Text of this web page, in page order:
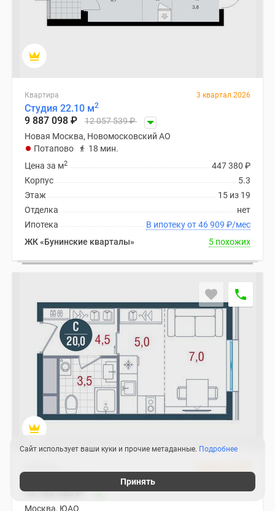
Квартира 3 квартал 2026
Студия 22.10 м2
9 887 098 ₽ 12 057 539₽
Новая Москва, Новомосковский АО
Потапово
18 мин.
447 380 ₽
Цена за м2
5.3
Корпус
15 из 19
Этаж
нет
Отделка
В ипотеку от 46 909 ₽/мес
Ипотека
ЖК «Бунинские кварталы»
5 похожих
10 706 260₽
Москва, ЮАО
Сайт использует ваши куки и прочие метаданные. Подробнее
Принять